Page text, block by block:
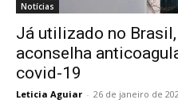
Notícias
Já utilizado no
aconselha
covid-19
Leticia Aguiar - 26 de janeiro de